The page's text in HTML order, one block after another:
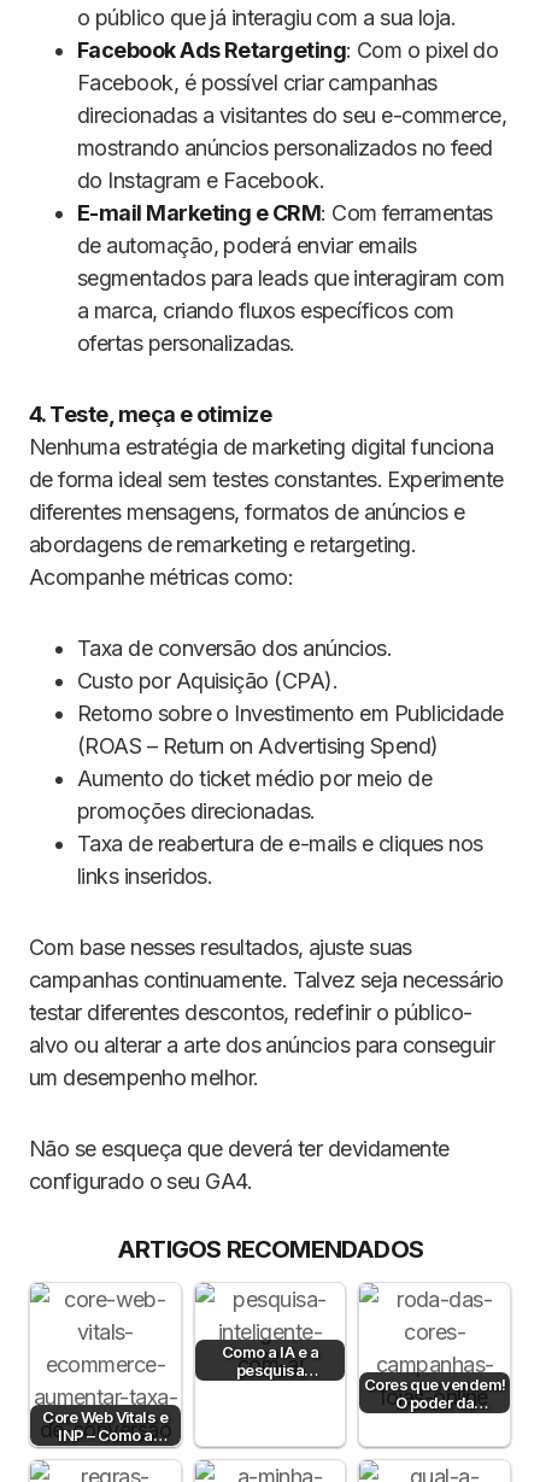
o público que já interagiu com a sua loja.
Facebook Ads Retargeting: Com o pixel do
Facebook, é possível criar campanhas
direcionadas a visitantes do seu e-commerce,
mostrando anúncios personalizados no feed
do Instagram e Facebook.
E-mail Marketing e CRM: Com ferramentas
de automação, poderá enviar emails
segmentados para leads que interagiram com
a marca, criando fluxos específicos com
ofertas personalizadas.
4. Teste, meça e otimize
Nenhuma estratégia de marketing digital funciona
de forma ideal sem testes constantes. Experimente
diferentes mensagens, formatos de anúncios e
abordagens de remarketing e retargeting.
Acompanhe métricas como:
Taxa de conversão dos anúncios.
Custo por Aquisição (CPA).
Retorno sobre o Investimento em Publicidade
(ROAS – Return on Advertising Spend)
Aumento do ticket médio por meio de
promoções direcionadas.
Taxa de reabertura de e-mails e cliques nos
links inseridos.
Com base nesses resultados, ajuste suas
campanhas continuamente. Talvez seja necessário
testar diferentes descontos, redefinir o público-
alvo ou alterar a arte dos anúncios para conseguir
um desempenho melhor.
Não se esqueça que deverá ter devidamente
configurado o seu GA4.
ARTIGOS RECOMENDADOS
Core Web Vitals e
INP – Como a
Velocidade e
Interatividade do…
Como a IA e a
pesquisa
semântica podem
Cores que vendem!
O poder da
psicologia da cor